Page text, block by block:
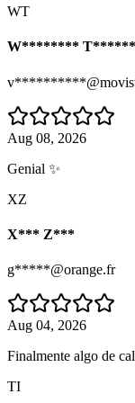
WT
W********
Aug 08, 2026
Genial ✨
XZ
X*** Z***
g*****@orange.fr
Aug 04, 2026
Finalmente algo de
TI